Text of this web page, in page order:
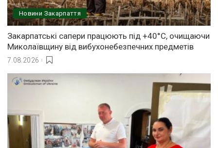
Новини Закарпаття
Закарпатські сапери працюють під +40°C, очищаючи
Миколаївщину від вибухонебезпечних предметів
7.08.2026